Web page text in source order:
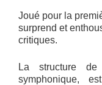
Joué pour la
surprend et
critiques.
La structure
symphonique,